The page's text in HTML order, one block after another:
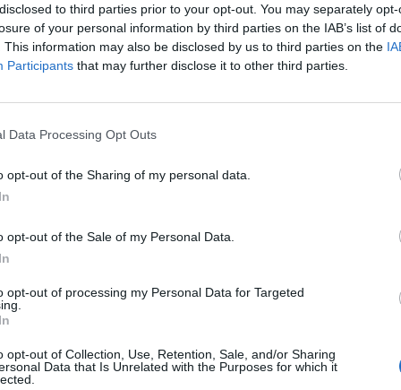
to third parties prior to your opt-out. You may separately
of your personal information by third parties on the IAB’s list of
This information may also be disclosed by us to third parties on the
Participants that may further disclose it to other third parties.
Data Processing Opt Outs
opt-out of the Sharing of my personal data.
opt-out of the Sale of my Personal Data.
opt-out of processing my Personal Data for Targeted
opt-out of Collection, Use, Retention, Sale, and/or Sharing
Data that Is Unrelated with the Purposes for which it
destaca-se o apoio financeiro a 60 clubes e associações
global superior a 529 mil euros, para assegurar a continuidade e
junto da comunidade. A maior fatia destina-se à aquisição de
aprovou a concessão de apoios financeiros e não
de 66 mil euros, ao abrigo do Regulamento de Atribuição de
visando a organização de eventos desportivos de âmbito
são ou serão, por exemplo, o Memorial Moniz Pereira –
Associação de Atletismo, assim como da 10.ª Lacrosse Cup
de Lacrosse de Lisboa. O município apoia, também, a
aprovado o apoio à Associação Naval de Lisboa para a